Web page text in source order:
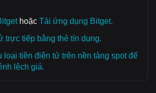
hoặc Tải ứng dụng Bitget.
trực tiếp bằng thẻ tín dụng.
loại tiền điện tử trên nền tảng spot để
lệch giá.